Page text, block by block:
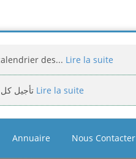
des... Lire la suite
تأجيل كل Lire la suite
compétitions...Lire la suite
Annuaire Nous Contacter